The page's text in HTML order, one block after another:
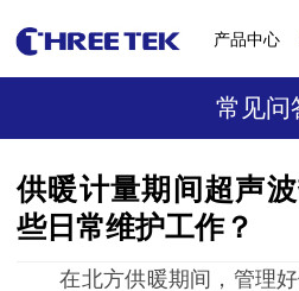
产品中心
常见问
供暖计量期间超声
些日常维护工作？
在北方供暖期间，管理